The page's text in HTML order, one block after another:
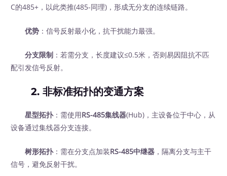
C的485+，以此类推(485-同理)，形成无分支的连续链路。
优势 ：信号反射最小化，抗干扰能力最强。
分支限制 ：若需分支，长度建议≤0.5米，否则易因阻抗不匹
配引发信号反射。
2. 非标准拓扑的变通方案
星型拓扑：需使用RS-485集线器(Hub)，主设备位于中心，从
设备通过集线器分支连接。
树形拓扑：需在分支点加装RS-485中继器 ，隔离分支与主干
信号，避免反射干扰。